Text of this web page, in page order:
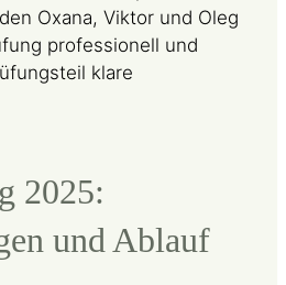
Oxana, Viktor und Oleg
professionell und
klare
2025:
und Ablauf